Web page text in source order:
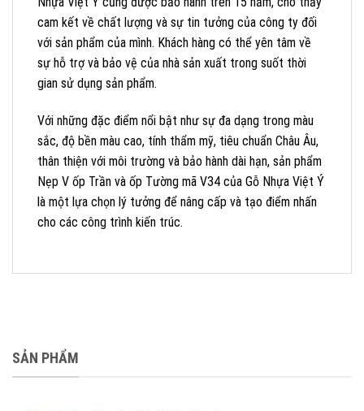
cam kết về chất lượng và sự tin tưởng của công ty đối
với sản phẩm của mình. Khách hàng có thể yên tâm về
sự hỗ trợ và bảo vệ của nhà sản xuất trong suốt thời
gian sử dụng sản phẩm.
Với những đặc điểm nổi bật như sự đa dạng trong màu
sắc, độ bền màu cao, tính thẩm mỹ, tiêu chuẩn Châu Âu,
thân thiện với môi trường và bảo hành dài hạn, sản phẩm
Nẹp V ốp Trần và ốp Tường mã V34 của Gỗ Nhựa Việt Ý
là một lựa chọn lý tưởng để nâng cấp và tạo điểm nhấn
cho các công trình kiến trúc.
SẢN PHẨM